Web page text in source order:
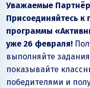
Уважаемые
Присоединяйтесь к
программы
уже 26 февраля!
выполняйте
показывайте
победителями и